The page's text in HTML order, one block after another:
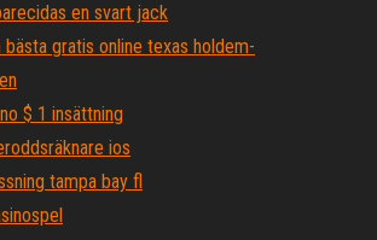
en svart jack
bästa gratis online texas holdem-
$ 1 insättning
ios
tampa bay fl